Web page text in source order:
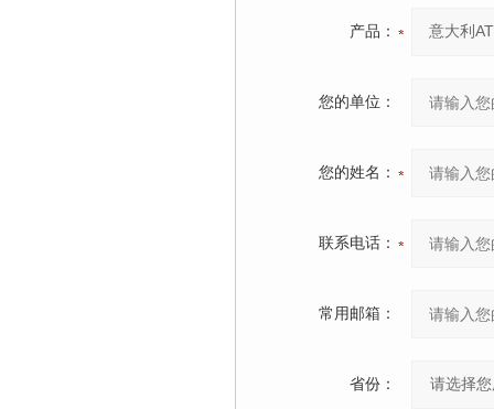
产品：
您的单位：
您的姓名：
联系电话：
常用邮箱：
省份：